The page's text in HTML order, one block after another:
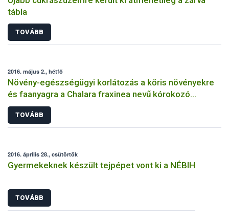
tábla
TOVÁBB
2016. május 2., hétfő
Növény-egészségügyi korlátozás a kőris növényekre
és faanyagra a Chalara fraxinea nevű kórokozó
terjedésének megakadályozására
TOVÁBB
2016. április 28., csütörtök
Gyermekeknek készült tejpépet vont ki a NÉBIH
TOVÁBB